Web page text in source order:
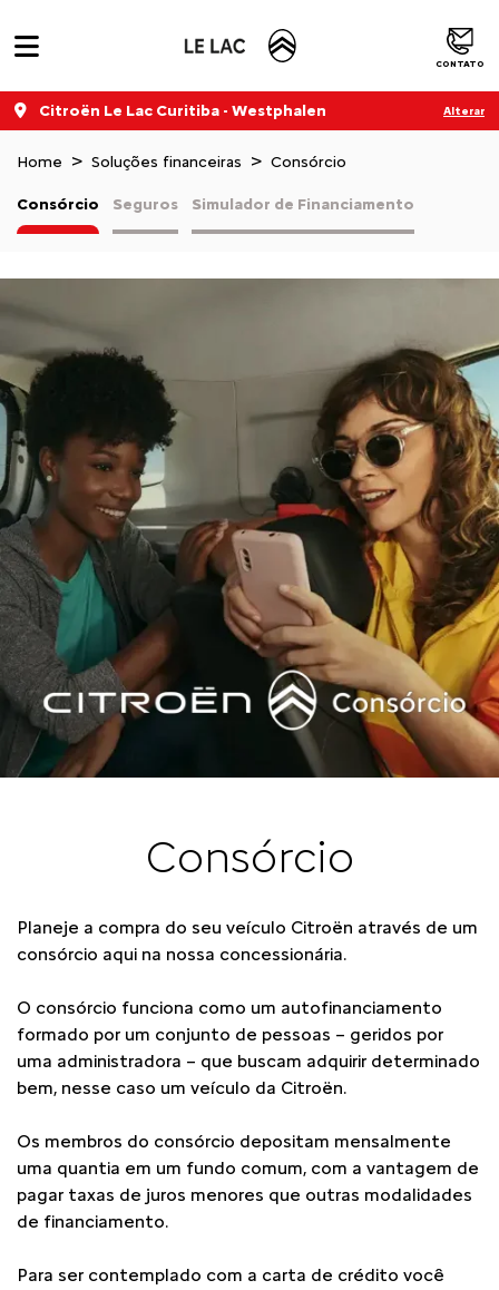
CONTATO
Citroën Le Lac Curitiba - Westphalen Alterar
Home Soluções financeiras Consórcio
Consórcio Seguros Simulador de Financiamento
Consórcio
Planeje a compra do seu veículo Citroën através de um
consórcio aqui na nossa concessionária.
O consórcio funciona como um autofinanciamento
formado por um conjunto de pessoas – geridos por
uma administradora – que buscam adquirir determinado
bem, nesse caso um veículo da Citroën.
Os membros do consórcio depositam mensalmente
uma quantia em um fundo comum, com a vantagem de
pagar taxas de juros menores que outras modalidades
de financiamento.
Para ser contemplado com a carta de crédito você